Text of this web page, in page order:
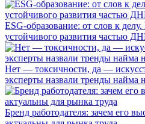
ESG-образование: от слов к
устойчивого развития частью
Нет — токсичности, да —
эксперты назвали тренды найма
Бренд работодателя: зачем его